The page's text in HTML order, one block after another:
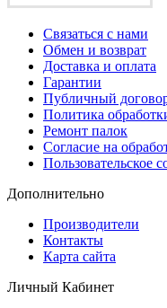
Связаться с нами
Обмен и возврат
Доставка и оплата
Гарантии
Публичный
Политика
Ремонт палок
Согласие на
Пользовательское
Дополнительно
Производители
Контакты
Карта сайта
Личный Кабинет